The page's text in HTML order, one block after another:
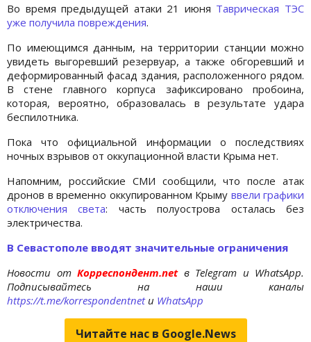
Во время предыдущей атаки 21 июня Таврическая ТЭС
уже получила повреждения.
По имеющимся данным, на территории станции можно
увидеть выгоревший резервуар, а также обгоревший и
деформированный фасад здания, расположенного рядом.
В стене главного корпуса зафиксировано пробоина,
которая, вероятно, образовалась в результате удара
беспилотника.
Пока что официальной информации о последствиях
ночных взрывов от оккупационной власти Крыма нет.
Напомним, российские СМИ сообщили, что после атак
дронов в временно оккупированном Крыму ввели графики
отключения света: часть полуострова осталась без
электричества.
В Севастополе вводят значительные ограничения
Новости отКорреспондент.net в Telegram и WhatsApp.
Подписывайтесь на наши каналы
https://t.me/korrespondentnetи WhatsApp
Читайте нас в Google.News